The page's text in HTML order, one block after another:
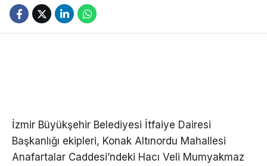
İzmir Büyükşehir Belediyesi İtfaiye Dairesi
Başkanlığı ekipleri, Konak Altınordu Mahallesi
Anafartalar Caddesi’ndeki Hacı Veli Mumyakmaz